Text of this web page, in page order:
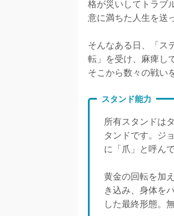
格が災いしてトラブ
意に満ちた人生を送
そんなある日、「ス
転」を受け、麻痺し
そこから数々の戦い
スタンド能力
所有スタンドは
タンドです。ジ
に「爪」と呼んで
黄金の回転を加
き込み、身体を
した最終形態。